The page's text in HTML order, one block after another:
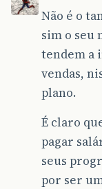
Não é o
sim o seu
tendem a
vendas,
plano.
É claro
pagar
seus
por ser